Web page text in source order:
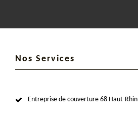
Nos Services
Entreprise de couverture 68 Haut-Rhin